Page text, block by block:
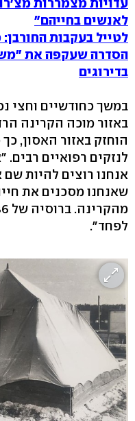
לאנשים בחייהם"
לטייל בעקבות החורבן:
הסדרה שעקפה את
בדירוגים
במשך כחודשיים וחצי
באזור מוכה הקרינה
הוחזק באזור האסון,
לנזקים רפואיים
אנחנו רוצים להיות שם
שאנחנו מסכנים את
לפחד".